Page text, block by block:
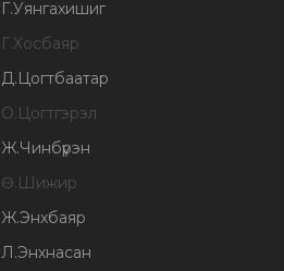
Г.Уянгахишиг
Г.Хосбаяр
Д. Цогтбаатар
О. Цогтгэрэл
Ж.Чинбүрэн
Ө. Шижир
Ж.Энхбаяр
Л .Энхнасан